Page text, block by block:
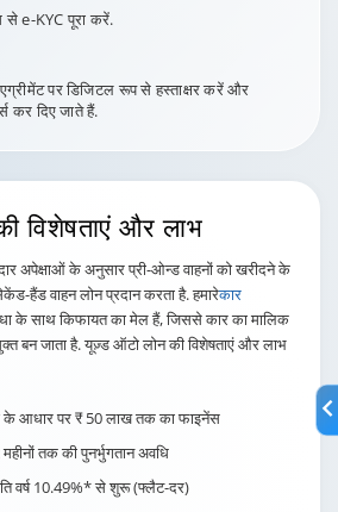
e-KYC पूरा करें.
पर डिजिटल रूप से हस्ताक्षर करें और
कर दिए जाते हैं.
विशेषताएं और लाभ
अपेक्षाओं के अनुसार प्री-ओन्ड वाहनों को खरीदने के
हैंड वाहन लोन प्रदान करता है. हमारेकार
के साथ किफायत का मेल हैं, जिससे कार का मालिक
बन जाता है. यूज़्ड ऑटो लोन की विशेषताएं और लाभ
के आधार पर ₹ 50 लाख तक का फाइनेंस
तक की पुनर्भुगतान अवधि
वर्ष 10.49%* से शुरू (फ्लैट-दर)